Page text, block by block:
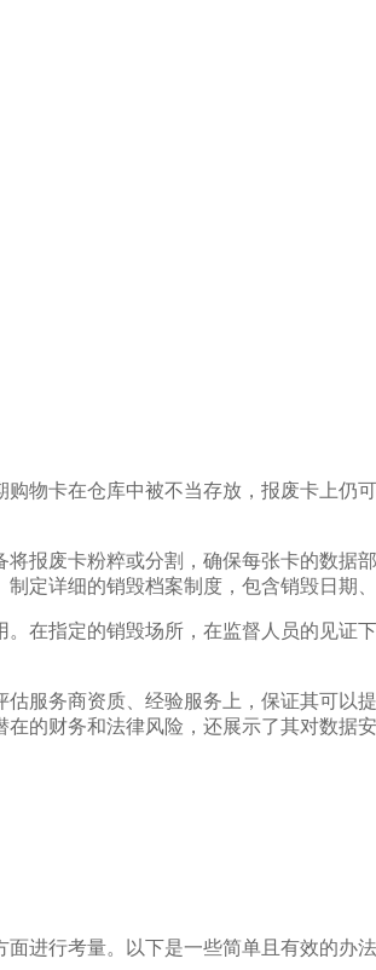
物卡在仓库中被不当存放，报废卡上
报废卡粉粹或分割，确保每张卡的数
定详细的销毁档案制度，包含销毁日期
在指定的销毁场所，在监督人员的见
服务商资质、经验服务上，保证其可
的财务和法律风险，还展示了其对数据
进行考量。以下是一些简单且有效的办法